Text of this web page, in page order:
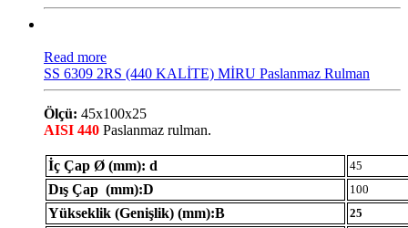
Read more
SS 6309 2RS (440 KALİTE) MİRU Paslanmaz Rulman
Ölçü: 45x100x25
AISI 440 Paslanmaz rulman.
İç Çap Ø (mm): d 45
Dış Çap (mm):D 100
Yükseklik (Genişlik) (mm):B 25